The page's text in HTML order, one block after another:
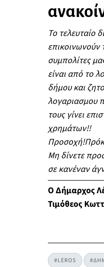
Το τελευταίο
επικοινωνούν
συμπολίτες
είναι από το
δήμου και
λογαριασμου
τους γίνει
χρημάτων!!
Μη δίνετε
σε κανέναν
Ο Δήμαρχος
Τιμόθεος
#LEROS